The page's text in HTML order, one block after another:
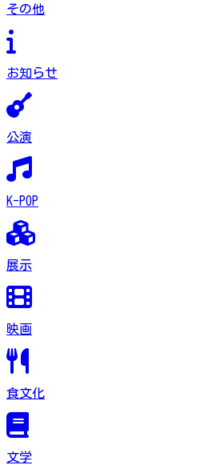
その他
お知らせ
公演
K-POP
展示
映画
食文化
文学